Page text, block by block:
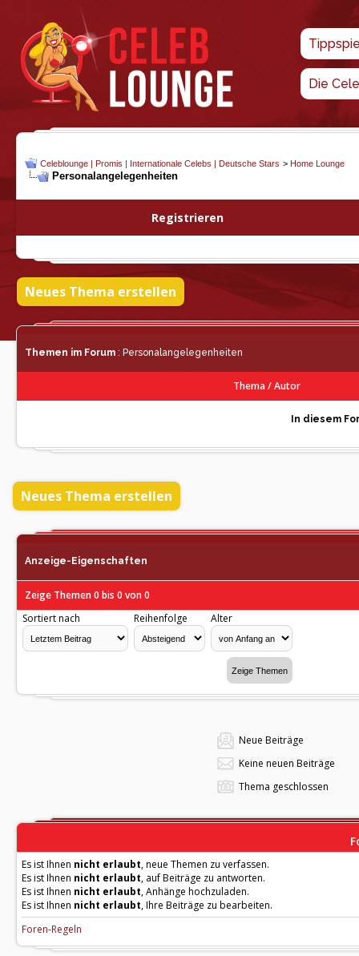
Die
Celeblounge | Promis | Internationale Celebs | Deutsche Stars > Home Lounge
Personalangelegenheiten
Registrieren
Neues Thema erstellen
Themen im Forum : Personalangelegenheiten
Thema/Autor
In diesem
Neues Thema erstellen
Anzeige-Eigenschaften
Zeige Themen 0 bis 0 von 0
Sortiert nach
Reihenfolge Alter
Neue Beiträge
Keine neuen Beiträge
Thema geschlossen
Es ist Ihnen nicht erlaubt, neue Themen zu verfassen.
Es ist Ihnen nicht erlaubt, auf Beiträge zu antworten.
Es ist Ihnen nicht erlaubt, Anhänge hochzuladen.
Es ist Ihnen nicht erlaubt, Ihre Beiträge zu bearbeiten.
Foren-Regeln